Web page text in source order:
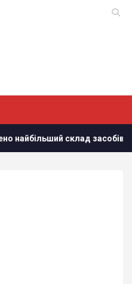
засобів індивідуального